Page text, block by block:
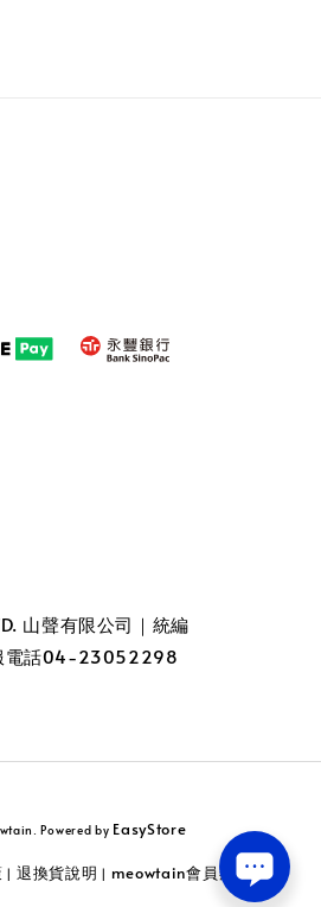
山聲有限公司｜統編
電話04-23052298
Powered by EasyStore
| 退換貨說明 | meowtain會員辦法